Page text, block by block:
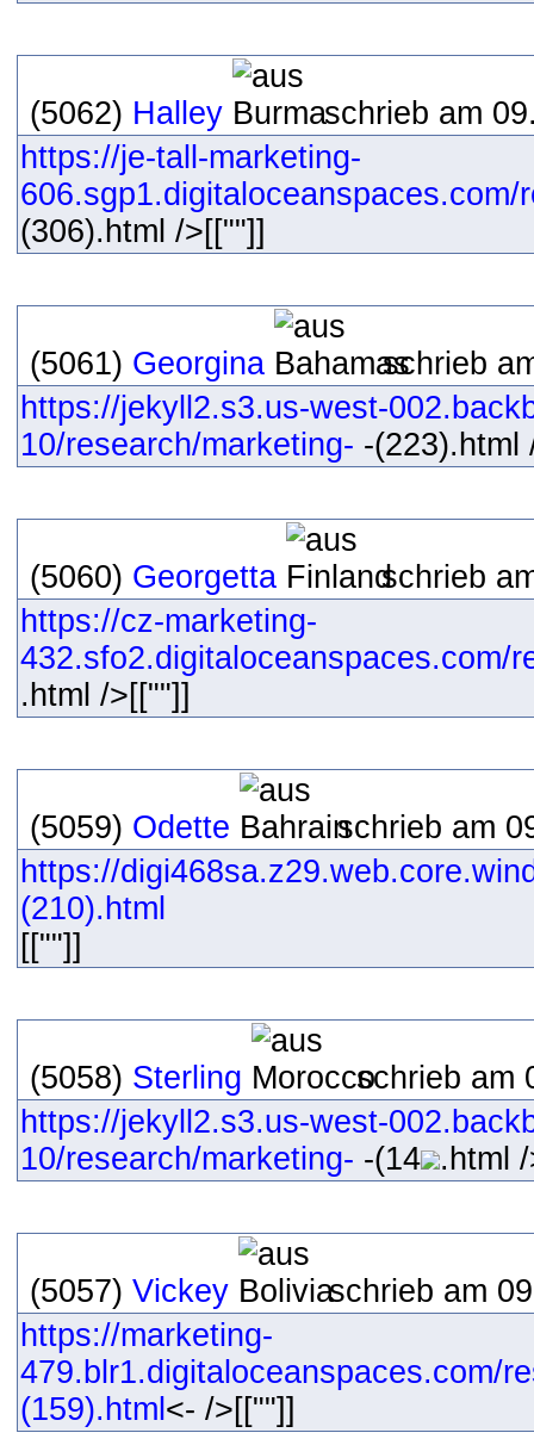
(5062) Halley
schrieb am
https://je-tall-marketing-
606.sgp1.digitaloceanspaces.com/
(306).html />[[""]]
(5061) Georgina
schrieb
https://jekyll2.s3.us-west-
10/research/marketing- -
(5060) Georgetta
schrieb
https://cz-marketing-
432.sfo2.digitaloceanspaces.com/
.html />[[""]]
(5059) Odette
schrieb am
https://
(210).html
[[""]]
(5058) Sterling
schrieb am
https://jekyll2.s3.us-west-
10/research/marketing- -(14 .html
(5057) Vickey
schrieb am
https://marketing-
479.blr1.digitaloceanspaces.com/
(159).html <- />[[""]]